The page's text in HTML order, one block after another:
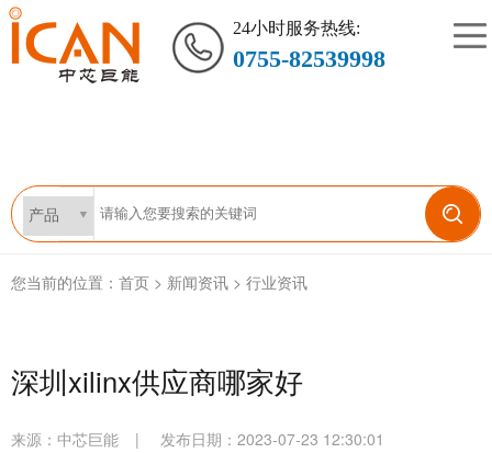
24小时服务热线:
0755-82539998
您当前的位置： 首页 > 新闻资讯 > 行业资讯
深圳xilinx供应商哪家好
来源： 中芯巨能 | 发布日期：2023-07-23 12:30:01